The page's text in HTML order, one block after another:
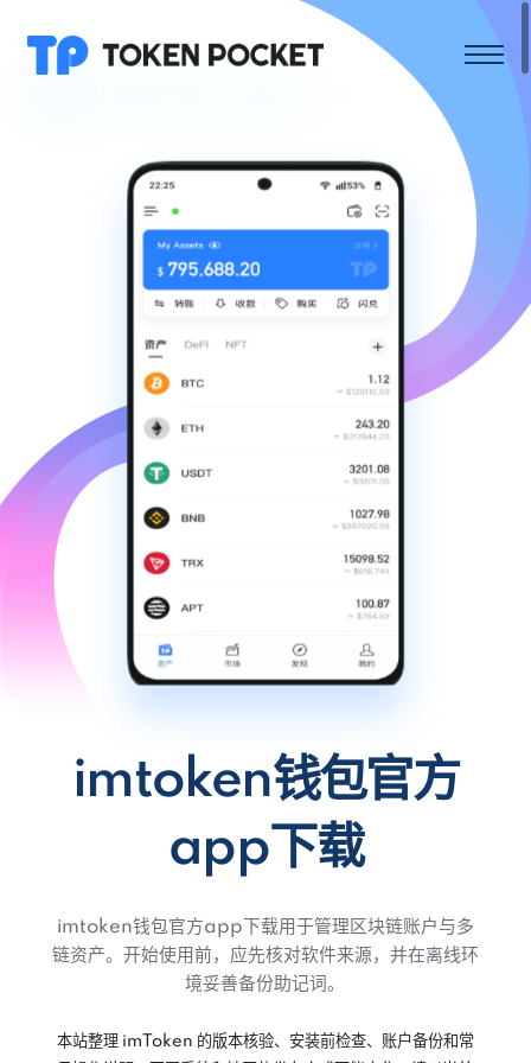
imtoken钱包官方
app下载
imtoken钱包官方app下载用于管理区块链账户与多
链资产。开始使用前，应先核对软件来源，并在离线环
境妥善备份助记词。
本站整理 imToken 的版本核验、安装前检查、账户备份和常